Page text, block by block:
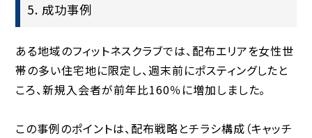
5. 成功事例
ある地域のフィットネスクラブでは、配布エリアを女性世
帯の多い住宅地に限定し、週末前にポスティングしたと
ころ、新規入会者が前年比160％に増加しました。
この事例のポイントは、配布戦略とチラシ構成（キャッチ